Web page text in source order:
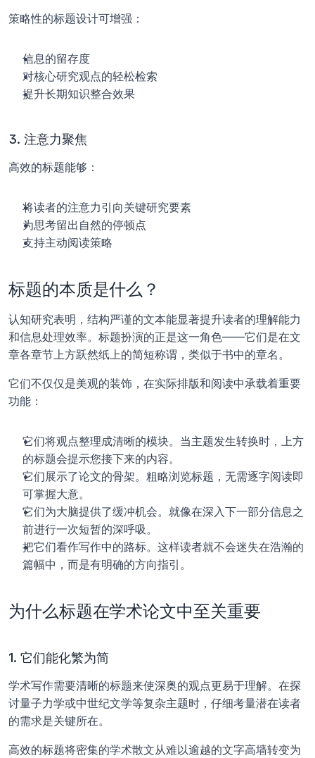
策略性的标题设计可增强：
信息的留存度
对核心研究观点的轻松检索
提升长期知识整合效果
3. 注意力聚焦
高效的标题能够：
将读者的注意力引向关键研究要素
为思考留出自然的停顿点
支持主动阅读策略
标题的本质是什么？
认知研究表明，结构严谨的文本能显著提升读者的理解能力
和信息处理效率。标题扮演的正是这一角色——它们是在文
章各章节上方跃然纸上的简短称谓，类似于书中的章名。
它们不仅仅是美观的装饰，在实际排版和阅读中承载着重要
功能：
它们将观点整理成清晰的模块。当主题发生转换时，上方
的标题会提示您接下来的内容。
它们展示了论文的骨架。粗略浏览标题，无需逐字阅读即
可掌握大意。
它们为大脑提供了缓冲机会。就像在深入下一部分信息之
前进行一次短暂的深呼吸。
把它们看作写作中的路标。这样读者就不会迷失在浩瀚的
篇幅中，而是有明确的方向指引。
为什么标题在学术论文中至关重要
1. 它们能化繁为简
学术写作需要清晰的标题来使深奥的观点更易于理解。在探
讨量子力学或中世纪文学等复杂主题时，仔细考量潜在读者
的需求是关键所在。
高效的标题将密集的学术散文从难以逾越的文字高墙转变为